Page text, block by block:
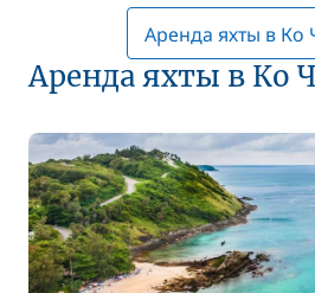
Аренда яхты в Ко
Аренда яхты в Ко